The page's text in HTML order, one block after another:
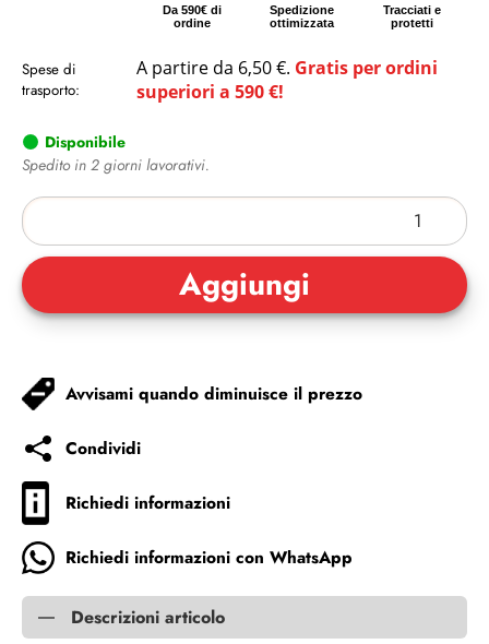
Da 590€ di
ordine
Spedizione
ottimizzata
Tracciati e
protetti
Spese di
trasporto:
A partire da 6,50 €. Gratis per ordini
superiori a 590 €!
Disponibile
Spedito in 2 giorni lavorativi.
Avvisami quando diminuisce il prezzo
Condividi
Richiedi informazioni
Richiedi informazioni con WhatsApp
Descrizioni articolo